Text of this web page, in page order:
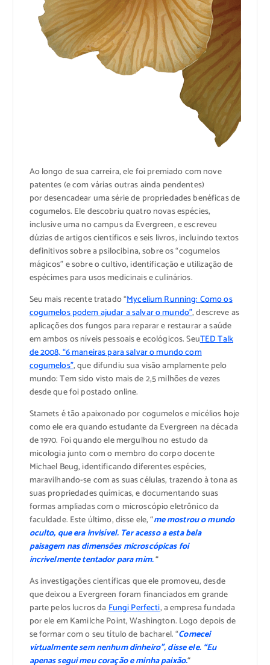
Ao longo de sua carreira, ele foi premiado com nove
patentes (e com várias outras ainda pendentes)
por desencadear uma série de propriedades benéficas de
cogumelos. Ele descobriu quatro novas espécies,
inclusive uma no campus da Evergreen, e escreveu
dúzias de artigos científicos e seis livros, incluindo textos
definitivos sobre a psilocibina, sobre os “cogumelos
mágicos” e sobre o cultivo, identificação e utilização de
espécimes para usos medicinais e culinários.
Seu mais recente tratado “Mycelium Running: Como os
cogumelos podem ajudar a salvar o mundo”, descreve as
aplicações dos fungos para reparar e restaurar a saúde
em ambos os níveis pessoais e ecológicos. SeuTED Talk
de 2008, “6 maneiras para salvar o mundo com
cogumelos”, que difundiu sua visão amplamente pelo
mundo: Tem sido visto mais de 2,5 milhões de vezes
desde que foi postado online.
Stamets é tão apaixonado por cogumelos e micélios hoje
como ele era quando estudante da Evergreen na década
de 1970. Foi quando ele mergulhou no estudo da
micologia junto com o membro do corpo docente
Michael Beug, identificando diferentes espécies,
maravilhando-se com as suas células, trazendo à tona as
suas propriedades químicas, e documentando suas
formas ampliadas com o microscópio eletrônico da
faculdade. Este último, disse ele, “me mostrou o mundo
oculto, que era invisível. Ter acesso a esta bela
paisagem nas dimensões microscópicas foi
incrivelmente tentador para mim.“
As investigações científicas que ele promoveu, desde
que deixou a Evergreen foram financiados em grande
parte pelos lucros daFungi Perfecti, a empresa fundada
por ele em Kamilche Point, Washington. Logo depois de
se formar com o seu título de bacharel. “Comecei
virtualmente sem nenhum dinheiro”, disse ele. “Eu
apenas segui meu coração e minha paixão.“